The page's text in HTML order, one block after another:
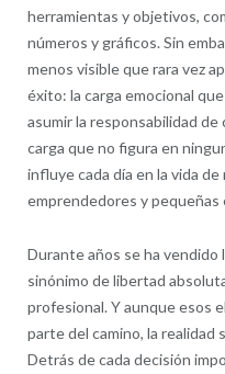
herramientas y objetivos,
números y gráficos. Sin
menos visible que rara vez
éxito: la carga emocional
asumir la responsabilidad
carga que no figura en
influye cada día en la vida
emprendedores y pequeñas
Durante años se ha vendido
sinónimo de libertad
profesional. Y aunque esos
parte del camino, la realidad
Detrás de cada decisión